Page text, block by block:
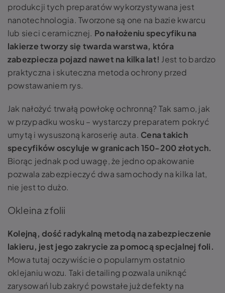
produkcji tych preparatów wykorzystywana jest
nanotechnologia. Tworzone są one na bazie kwarcu
lub sieci ceramicznej. Po nałożeniu specyfiku na
lakierze tworzy się twarda warstwa, która
zabezpiecza pojazd nawet na kilka lat! Jest to bardzo
praktyczna i skuteczna metoda ochrony przed
powstawaniem rys.
Jak nałożyć trwałą powłokę ochronną? Tak samo, jak
w przypadku wosku – wystarczy preparatem pokryć
umytą i wysuszoną karoserię auta. Cena takich
specyfików oscyluje w granicach 150-200 złotych.
Biorąc jednak pod uwagę, że jedno opakowanie
pozwala zabezpieczyć dwa samochody na kilka lat,
nie jest to dużo.
Okleina z folii
Kolejną, dość radykalną metodą na zabezpieczenie
lakieru, jest jego zakrycie za pomocą specjalnej foli.
Mowa tutaj oczywiście o popularnym ostatnio
oklejaniu wozu. Taki detailing pozwala uniknąć
zarysowań lub zakryć powstałe już defekty na